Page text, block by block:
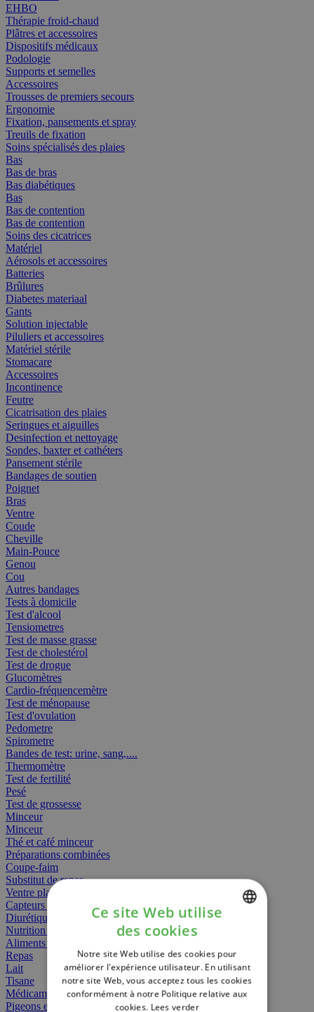
EHBO
Thérapie froid-chaud
Plâtres et accessoires
Dispositifs médicaux
Podologie
Supports et semelles
Accessoires
Trousses de premiers secours
Ergonomie
Fixation, pansements et spray
Treuils de fixation
Soins spécialisés des plaies
Bas
Bas de bras
Bas diabétiques
Bas
Bas de contention
Bas de contention
Soins des cicatrices
Matériel
Aérosols et accessoires
Batteries
Brûlures
Diabetes materiaal
Gants
Solution injectable
Piluliers et accessoires
Matériel stérile
Stomacare
Accessoires
Incontinence
Feutre
Cicatrisation des plaies
Seringues et aiguilles
Desinfection et nettoyage
Sondes, baxter et cathéters
Pansement stérile
Bandages de soutien
Poignet
Bras
Ventre
Coude
Cheville
Main-Pouce
Genou
Cou
Autres bandages
Tests à domicile
Test d'alcool
Tensiometres
Test de masse grasse
Test de cholestérol
Test de drogue
Glucomètres
Cardio-fréquencemètre
Test de ménopause
Test d'ovulation
Pedometre
Spirometre
Bandes de test: urine, sang,....
Thermomètre
Test de fertilité
Pesé
Test de grossesse
Minceur
Minceur
Thé et café minceur
Préparations combinées
Coupe-faim
Substitut de repas
Ventre plat
Capteurs gras
Diurétiques
Nutrition spécifique
Aliments Bébé
Repas
Lait
Tisane
Médicament
Pigeons et oiseaux
FRENCH
ENGLISH
Ce site Web utilise
des cookies
Notre site Web utilise des cookies pour
améliorer l'expérience utilisateur. En utilisant
notre site Web, vous acceptez tous les cookies
conformément à notre Politique relative aux
cookies. Lees verder